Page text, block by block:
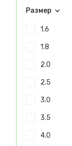
Размер
1.6
1.8
2.0
2.5
3.0
3.5
4.0